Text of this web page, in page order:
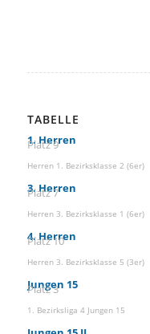
TABELLE
1. Herren
Platz 9
Herren 1. Bezirksklasse 2 (6er)
3. Herren
Platz 7
Herren 3. Bezirksklasse 1 (6er)
4. Herren
Platz 10
Herren 3. Bezirksklasse 5 (3er)
Jungen 15
Platz 3
1. Bezirksliga 4 Jungen 15